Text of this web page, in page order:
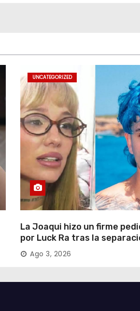
UNCATEGORIZED
La Joaqui hizo un firme
por Luck Ra tras la
Ago 3, 2026